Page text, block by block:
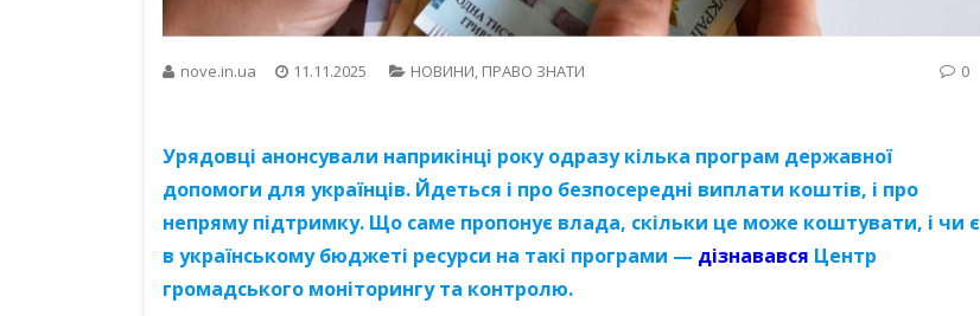
nove.in.ua 11.11.2025 НОВИНИ, ПРАВО ЗНАТИ 0
Урядовці анонсували наприкінці року одразу кілька програм державної
допомоги для українців. Йдеться і про безпосередні виплати коштів, і про
непряму підтримку. Що саме пропонує влада, скільки це може коштувати, і чи є
в українському бюджеті ресурси на такі програми — дізнавався Центр
громадського моніторингу та контролю.